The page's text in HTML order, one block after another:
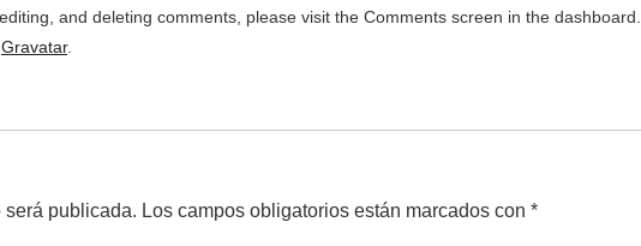
and deleting comments, please visit the Comments screen in the dashboard.
Gravatar.
será publicada. Los campos obligatorios están marcados con *